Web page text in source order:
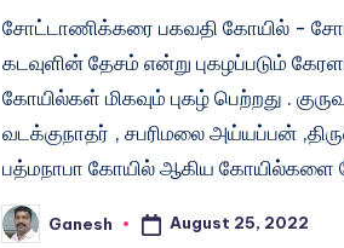
சோட்டாணிக்கரை பகவதி கோயில் -
கடவுளின் தேசம் என்று புகழப்படும்
கோயில்கள் மிகவும் புகழ் பெற்றது .
வடக்குநாதர் , சபரிமலை அய்யப்பன்
பத்மநாபா கோயில் ஆகிய
PostedGanesh August 25, 2022